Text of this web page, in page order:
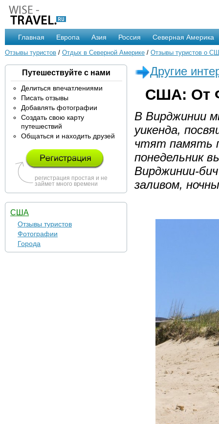
Главная Европа Азия Россия Северная Америка
Отзывы туристов / Отдых в Северной Америке / Отзывы туристов о
Путешествуйте с нами
Делиться впечатлениями
Писать отзывы
Добавлять фотографии
Создать свою карту
путешествий
Общаться и находить друзей
регистрация простая и не
займет много времени
США
Отзывы туристов
Фотографии
Города
Другие
США: От
В Вирджинии
уикенда,
чтят память
понедельник
Вирджинии-
заливом,